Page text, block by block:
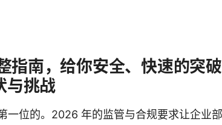
指南，给你安全、快速的突
与挑战
一位的。2026 年的监管与合规要求让企业